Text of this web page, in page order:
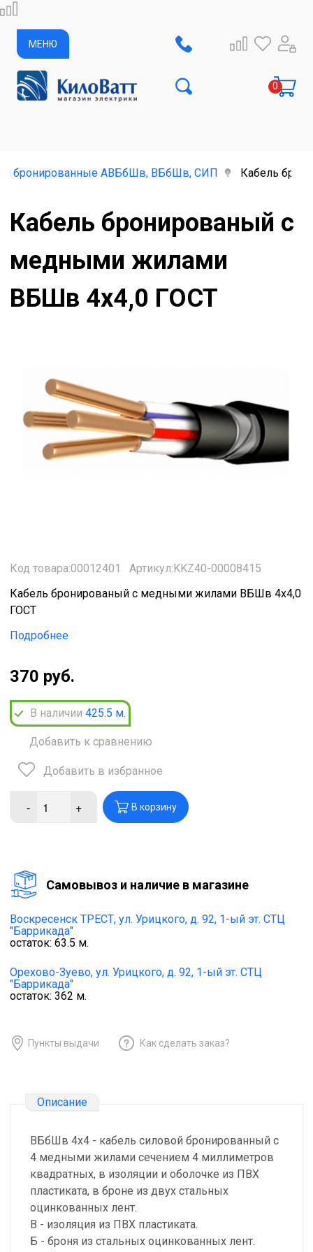
МЕНЮ
бронированные АВБбШв, ВБбШв, СИП Кабель
Кабель бронированый с
медными жилами
ВБШв 4х4,0 ГОСТ
Код товара:00012401
Артикул:KKZ40-00008415
Кабель бронированый с медными жилами ВБШв 4х4,0
ГОСТ
Подробнее
370 руб.
В наличии 425.5 м.
Добавить к сравнению
Добавить в избранное
- + В корзину
Cамовывоз и наличие в магазине
Воскресенск ТРЕСТ, ул. Урицкого, д. 92, 1-ый эт. СТЦ
"Баррикада"
остаток: 63.5 м.
Орехово-Зуево, ул. Урицкого, д. 92, 1-ый эт. СТЦ
"Баррикада"
остаток: 362 м.
Пункты выдачи Как сделать заказ?
Описание
ВБбШв 4х4 - кабель силовой бронированный с
4 медными жилами сечением 4 миллиметров
квадратных, в изоляции и оболочке из ПВХ
пластиката, в броне из двух стальных
оцинкованных лент.
В - изоляция из ПВХ пластиката.
Б - броня из стальных оцинкованных лент.